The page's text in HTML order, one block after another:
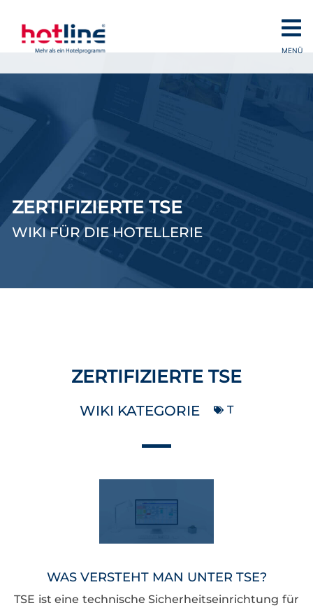
MENÜ
ZERTIFIZIERTE TSE
WIKI FÜR DIE HOTELLERIE
ZERTIFIZIERTE TSE
WIKI KATEGORIE T
WAS VERSTEHT MAN UNTER TSE?
TSE ist eine technische Sicherheitseinrichtung für